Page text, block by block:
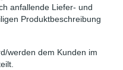
anfallende Liefer- und
Produktbeschreibung
werden dem Kunden im